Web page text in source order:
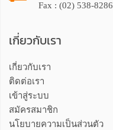
Fax : (02) 538-8286
เกี่ยวกับเรา
เกี่ยวกับเรา
ติดต่อเรา
เข้าสู่ระบบ
สมัครสมาชิก
นโยบายความเป็นส่วนตัว